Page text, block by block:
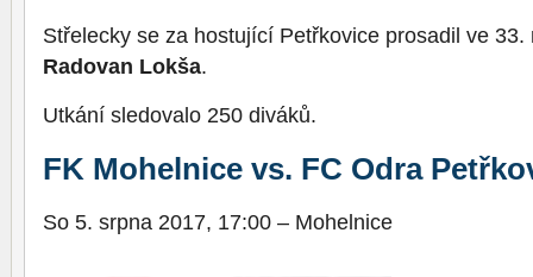
Střelecky se za hostující Petřkovice prosadil ve
Radovan Lokša.
Utkání sledovalo 250 diváků.
FK Mohelnice vs. FC Odra
So 5. srpna 2017, 17:00 – Mohelnice